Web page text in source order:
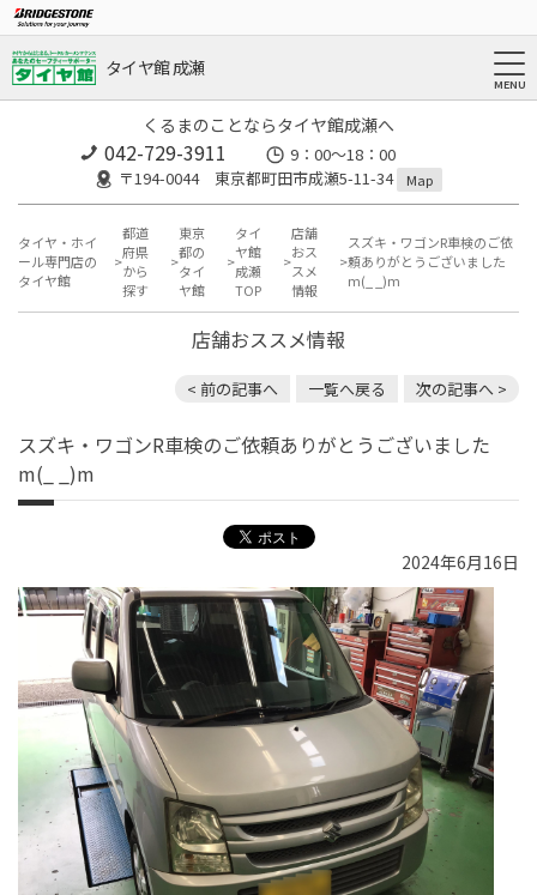
タイヤ館 成瀬
くるまのことならタイヤ館成瀬へ
042-729-3911
9：00～18：00
〒194-0044 東京都町田市成瀬5-11-34
Map
タイヤ・ホイ
ール専門店の
タイヤ館
都道
府県
から
探す
東京
都の
タイ
ヤ館
タイ
ヤ館
成瀬
TOP
店舗
おス
スメ
情報
スズキ・ワゴンR車検のご依
頼ありがとうございました
m(_ _)m
店舗おススメ情報
< 前の記事へ 一覧へ戻る 次の記事へ >
スズキ・ワゴンR車検のご依頼ありがとうございました
m(_ _)m
2024年6月16日